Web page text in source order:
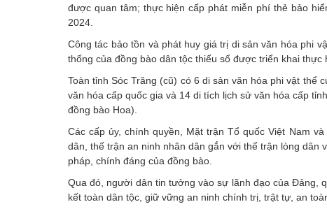
được quan tâm; thực hiện cấp phát miễn phí thẻ bảo
2024.
Công tác bảo tồn và phát huy giá trị di sản văn hóa phi
thống của đồng bào dân tộc thiểu số được triển khai thực
Toàn tỉnh Sóc Trăng (cũ) có 6 di sản văn hóa phi vật thể
văn hóa cấp quốc gia và 14 di tích lịch sử văn hóa cấp
đồng bào Hoa).
Các cấp ủy, chính quyền, Mặt trận Tổ quốc Việt Nam
dân, thế trận an ninh nhân dân gắn với thế trận lòng
pháp, chính đáng của đồng bào.
Qua đó, người dân tin tưởng vào sự lãnh đạo của Đảng,
kết toàn dân tộc, giữ vững an ninh chính trị, trật tự, an